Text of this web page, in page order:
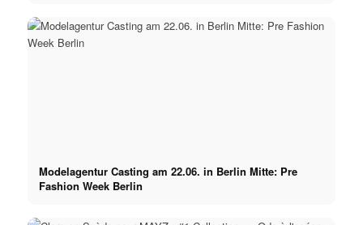
Modelagentur Casting am 22.06. in Berlin Mitte: Pre
Fashion Week Berlin